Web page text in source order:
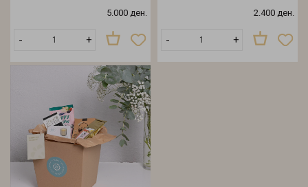
5.000 ден.
- +
2.400 ден.
- +